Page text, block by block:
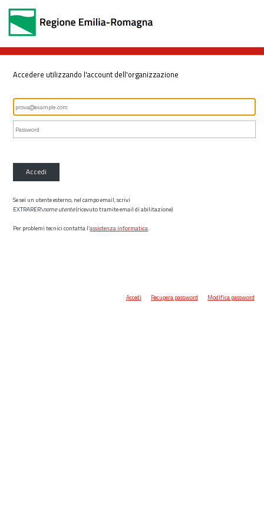
Accedere utilizzando l'account dell'organizzazione
Accedi
Se sei un utente esterno, nel campo email, scrivi
EXTRARER\nome utente(ricevuto tramite email di abilitazione)
Per problemi tecnici contatta l’assistenza informatica.
Accedi Recupera password Modifica password